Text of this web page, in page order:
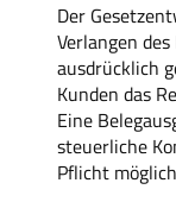
Der
Verlangen
ausdrücklich
Kunden das
Eine
steuerliche
Pflicht